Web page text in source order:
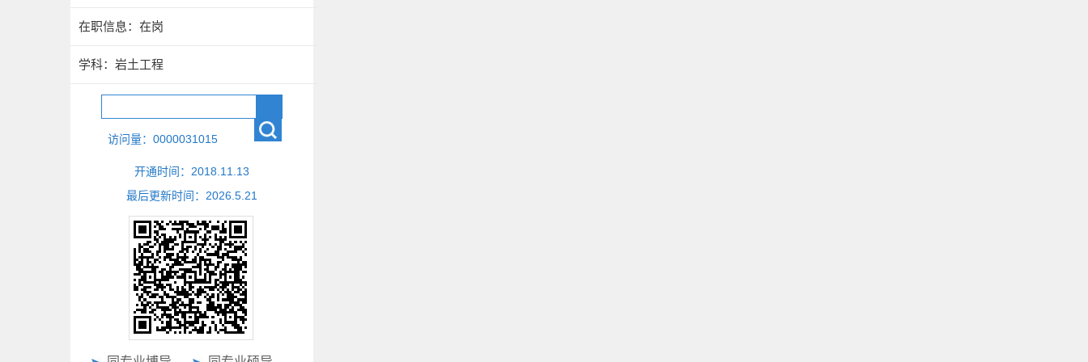
在职信息：在岗
学科：岩土工程
访问量： 0000031015
开通时间： 2018 11 13
最后更新时间： 2026 5 21